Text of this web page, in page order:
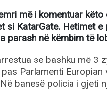
më i komentuar
si KatarGate. Hetimet
parash në këmbim të
se bashku më 3
Parlamenti
banesë policia i gjeti